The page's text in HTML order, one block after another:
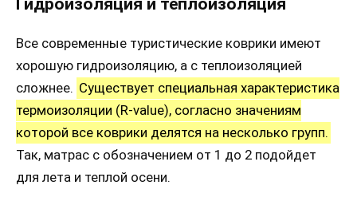
Гидроизоляция и теплоизоляция
Все современные туристические коврики имеют
хорошую гидроизоляцию, а с теплоизоляцией
сложнее. Существует специальная характеристика
термоизоляции (R-value), согласно значениям
которой все коврики делятся на несколько групп.
Так, матрас с обозначением от 1 до 2 подойдет
для лета и теплой осени.